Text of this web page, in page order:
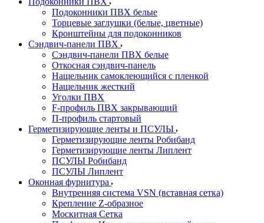
Подоконники ПВХ белые
Торцевые заглушки (белые, цветные)
Кронштейны для подоконников
Сэндвич-панели ПВХ
Сэндвич-панели ПВХ белые
Откосная сэндвич-панель
Нащельник самоклеющийся с пленкой
Нащельник жесткий
Уголки ПВХ
F-профиль ПВХ закрывающий
П-профиль стартовый
Герметизирующие ленты и ПСУЛЫ
Герметизирующие ленты Робибанд
Герметизирующие ленты Липлент
ПСУЛЫ Робибанд
ПСУЛЫ Липлент
Оконная фурнитура
Внутренняя система VSN (вставная сетка)
Крепление Z-образное
Москитная Сетка